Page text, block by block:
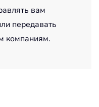
вам
передавать
компаниям.